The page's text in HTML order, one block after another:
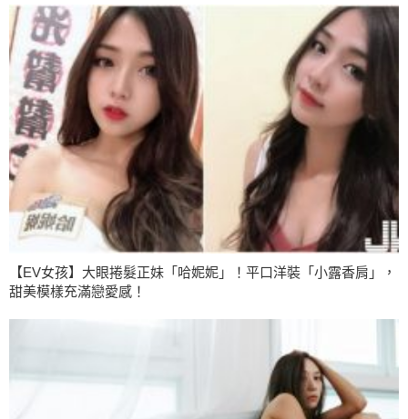
【EV女孩】大眼捲髮正妹「哈妮妮」！平口洋裝「小露香肩」，
甜美模樣充滿戀愛感！